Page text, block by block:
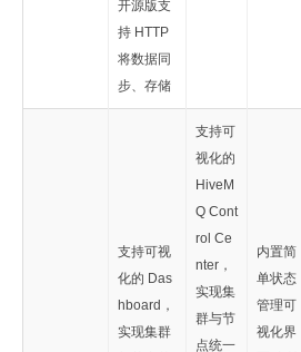
开源版支
持 HTTP
将数据同
步、存储
支持可视
化的 Das
hboard，
实现集群
支持可
视化的
HiveM
Q Cont
rol Ce
nter，
实现集
群与节
点统一
内置简
单状态
管理可
视化界